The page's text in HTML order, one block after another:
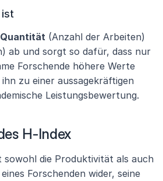
Quantität (Anzahl der Arbeiten)
ab und sorgt so dafür, dass nur
Forschende höhere Werte
zu einer aussagekräftigen
Leistungsbewertung.
H-Index
sowohl die Produktivität als auch
Forschenden wider, seine